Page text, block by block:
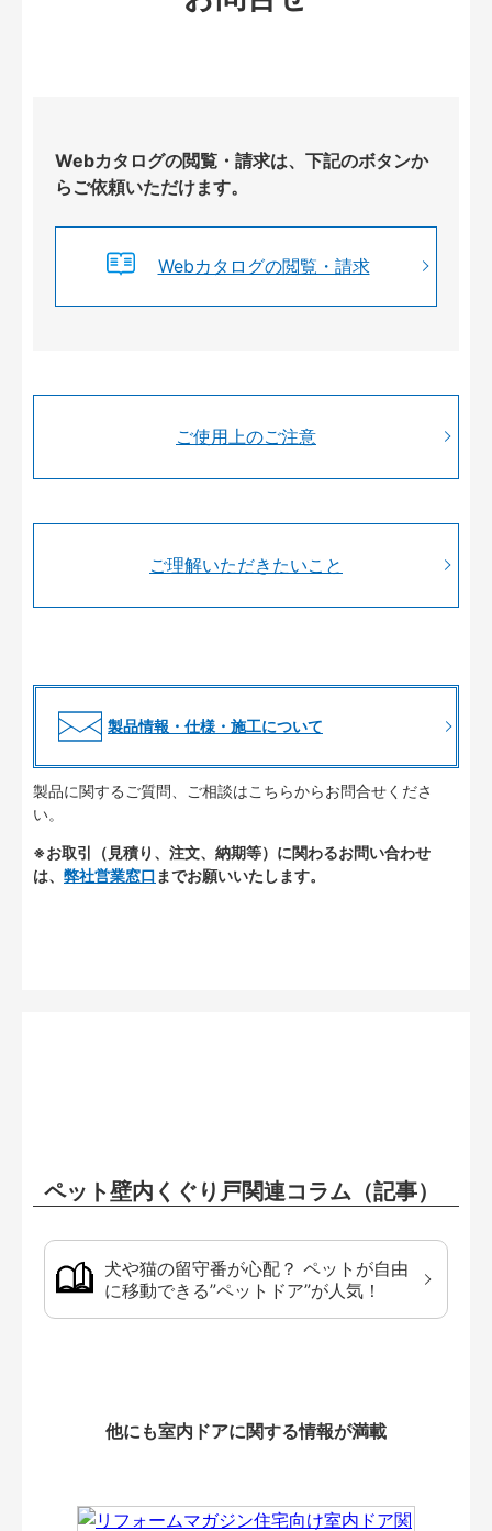
Webカタログの閲覧・請求は、下記のボタンか
らご依頼いただけます。
Webカタログの閲覧・請求
ご使用上のご注意
ご理解いただきたいこと
製品情報・仕様・施工について
製品に関するご質問、ご相談はこちらからお問合せくださ
い。
※お取引（見積り、注文、納期等）に関わるお問い合わせ
は、 弊社営業窓口 までお願いいたします。
ペット壁内くぐり戸関連コラム（記事）
犬や猫の留守番が心配？ ペットが自由
に移動できる”ペットドア”が人気！
他にも室内ドアに関する情報が満載